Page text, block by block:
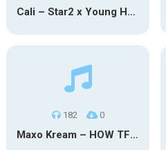
Cali – Star2 x Young Henny
182 0
Maxo Kream – HOW TF I’M LUCKY